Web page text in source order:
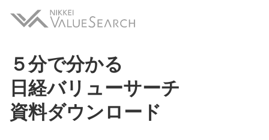
５分で分かる
日経バリューサーチ
資料ダウンロード